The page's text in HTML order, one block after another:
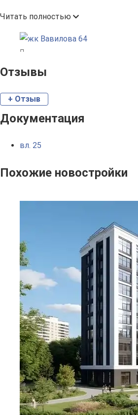
Читать полностью
Отзывы
+ Отзыв
Документация
вл. 25
Похожие новостройки